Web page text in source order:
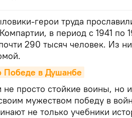
герои труда
в период с 1941 по
290 тысяч человек. Из
Победе в Душанбе
просто стойкие воины, но
мужеством победу в
не только учебники